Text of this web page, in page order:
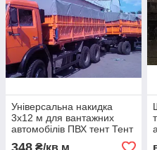
Універсальна накидка
3x12 м для вантажних
автомобілів ПВХ тент Тент
Строй доставка